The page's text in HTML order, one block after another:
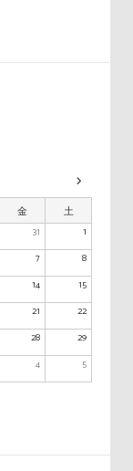
金 土
31
1
7
8
14
15
21
22
28
29
4 5